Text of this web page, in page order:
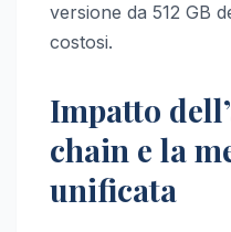
versione da 512 GB
costosi.
Impatto
chain e la
unificata